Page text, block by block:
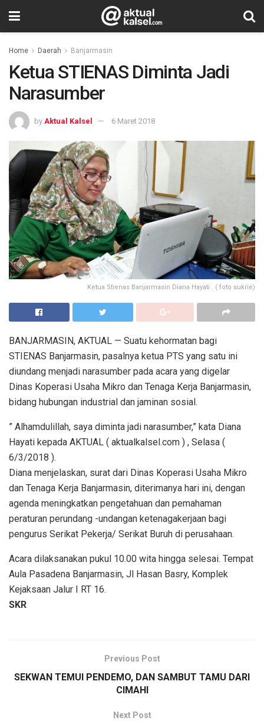
Home Daerah Banjarmasin
Ketua STIENAS Diminta Jadi
Narasumber
by Aktual Kalsel 6 Maret 2018
Ketua Stienas Banjarmasin Diana Hayati . ( foto sukrie)
BANJARMASIN, AKTUAL — Suatu kehormatan bagi
STIENAS Banjarmasin, pasalnya ketua PTS yang satu ini
diundang menjadi narasumber pada acara yang digelar
Dinas Koperasi Usaha Mikro dan Tenaga Kerja Banjarmasin,
bidang hubungan industrial dan jaminan sosial.
” Alhamdulillah, saya diminta jadi narasumber,” kata Diana
Hayati kepada AKTUAL ( aktualkalsel.com ) , Selasa (
6/3/2018 ).
Diana menjelaskan, surat dari Dinas Koperasi Usaha Mikro
dan Tenaga Kerja Banjarmasin, diterimanya hari ini, dengan
agenda meningkatkan pengetahuan dan pemahaman
peraturan perundang -undangan ketenagakerjaan bagi
pengurus Serikat Pekerja/ Serikat Buruh di perusahaan.
Acara dilaksanakan pukul 10.00 wita hingga selesai. Tempat
Aula Pasadena Banjarmasin, Jl Hasan Basry, Komplek
Kejaksaan Jalur I RT 16.
SKR
Previous Post
SEKWAN TEMUI PENDEMO, DAN SAMBUT TAMU DARI
CIMAHI
Next Post